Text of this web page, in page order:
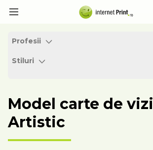
Profesii
Stiluri
Model carte de
Artistic